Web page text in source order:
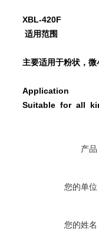
XBL-420F
适用范围
主要适用于粉状，
Application
Suitable for all
产品
您的单位
您的姓名